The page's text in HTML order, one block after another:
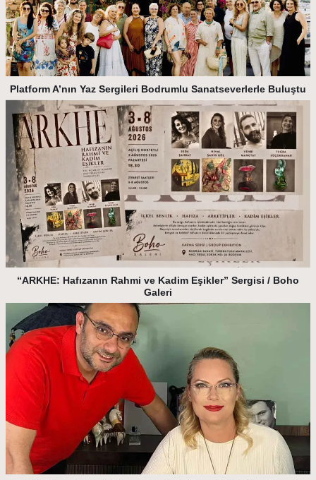
Platform A’nın Yaz Sergileri Bodrumlu Sanatseverlerle Buluştu
“ARKHE: Hafızanın Rahmi ve Kadim Eşikler” Sergisi / Boho
Galeri